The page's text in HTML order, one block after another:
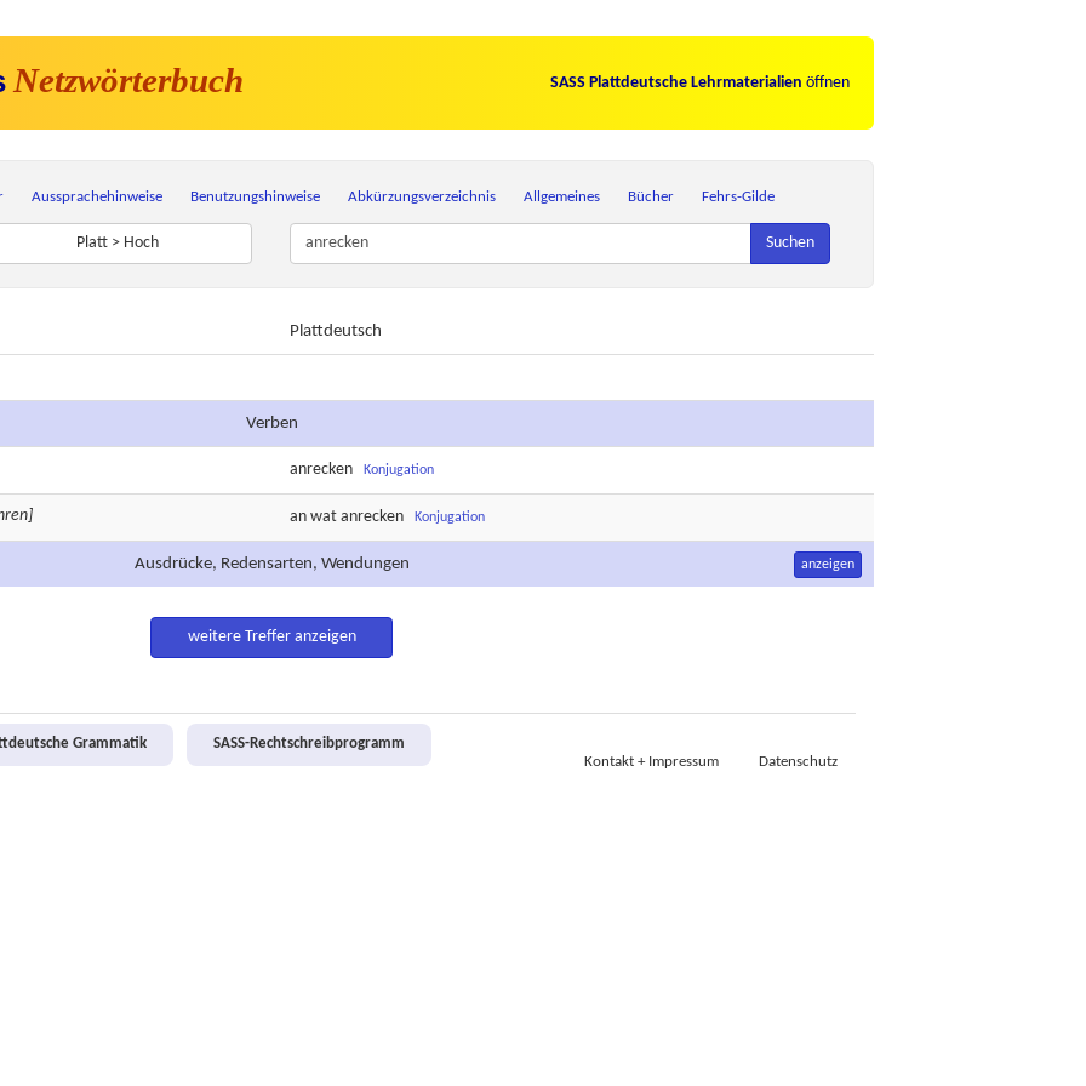
Netzwörterbuch SASS Plattdeutsche Lehrmaterialien öffnen
Aussprachehinweise Benutzungshinweise Abkürzungsverzeichnis Allgemeines Bücher Fehrs-Gilde
Platt > Hoch Suchen
Plattdeutsch
Verben
anrecken Konjugation
an wat anrecken Konjugation
Ausdrücke, Redensarten, Wendungen anzeigen
weitere Treffer anzeigen
Grammatik
SASS-Rechtschreibprogramm
Kontakt + Impressum
Datenschutz